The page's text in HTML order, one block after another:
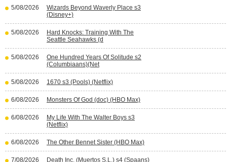
5/08/2026
Wizards Beyond Waverly Place s3
(Disney+)
5/08/2026
Hard Knocks: Training With The
Seattle Seahawks (d
5/08/2026
One Hundred Years Of Solitude s2
(Columbiaans)(Net
5/08/2026 1670 s3 (Pools) (Netflix)
6/08/2026 Monsters Of God (doc) (HBO Max)
6/08/2026
My Life With The Walter Boys s3
(Netflix)
6/08/2026 The Other Bennet Sister (HBO Max)
7/08/2026
Death Inc. (Muertos S.L.) s4 (Spaans)